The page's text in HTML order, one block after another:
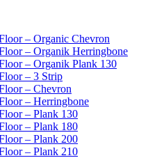
– Organic Chevron
– Organik Herringbone
– Organik Plank 130
– 3 Strip
– Chevron
– Herringbone
– Plank 130
– Plank 180
– Plank 200
– Plank 210